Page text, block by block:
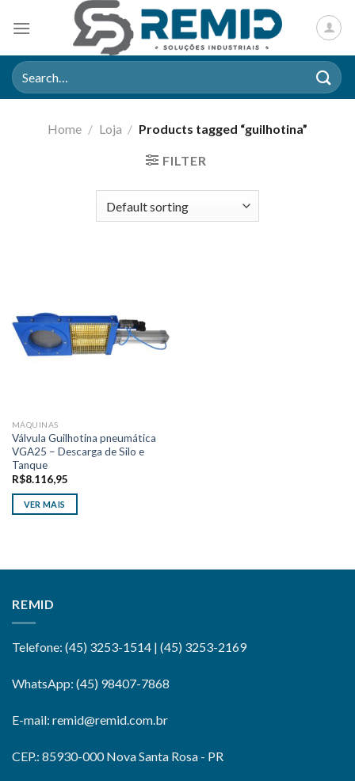
Search
for:
Home / Loja / Products tagged “guilhotina”
FILTER
MÁQUINAS
Válvula Guilhotina pneumática
VGA25 – Descarga de Silo e
Tanque
R$8.116,95
VER MAIS
REMID
Telefone: (45) 3253-1514 | (45) 3253-2169
WhatsApp: (45) 98407-7868
E-mail: remid@remid.com.br
CEP.: 85930-000 Nova Santa Rosa - PR